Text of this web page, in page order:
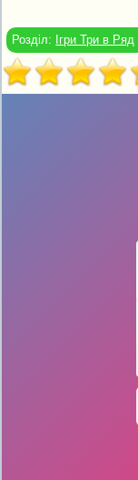
Розділ: Ігри Три в Ряд